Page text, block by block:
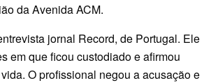
da Avenida ACM.
jornal Record, de Portugal. Ele
em que ficou custodiado e afirmou
O profissional negou a acusação e